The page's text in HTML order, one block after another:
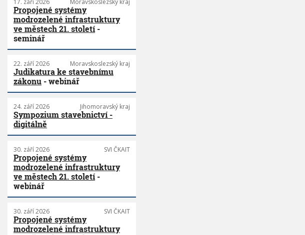
17. září 2026 Moravskoslezský kraj
Propojené systémy
modrozelené infrastruktury
ve městech 21. století-
seminář
22. září 2026 Moravskoslezský kraj
Judikatura ke stavebnímu
zákonu - webinář
24. září 2026 Jihomoravský kraj
Sympozium stavebnictví -
digitálně
30. září 2026 SVI ČKAIT
Propojené systémy
modrozelené infrastruktury
ve městech 21. století-
webinář
30. září 2026 SVI ČKAIT
Propojené systémy
modrozelené infrastruktury